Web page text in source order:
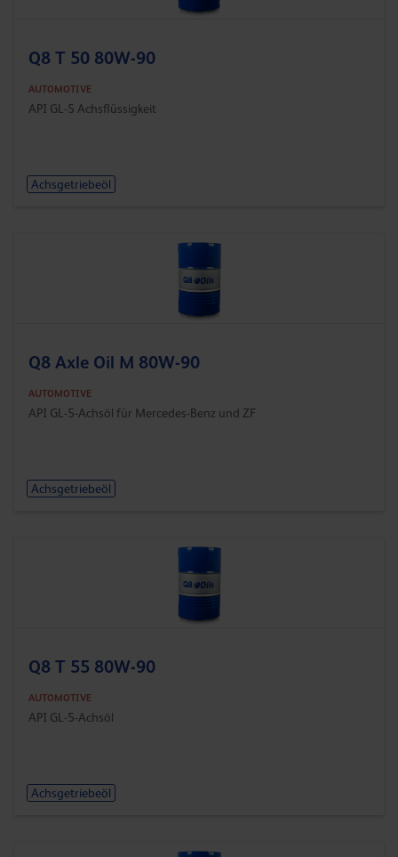
Q8 T 50 80W-90
AUTOMOTIVE
API GL-5 Achsflüssigkeit
Achsgetriebeöl
Q8 Axle Oil M 80W-90
AUTOMOTIVE
API GL-5-Achsöl für Mercedes-Benz und ZF
Achsgetriebeöl
Q8 T 55 80W-90
AUTOMOTIVE
API GL-5-Achsöl
Achsgetriebeöl